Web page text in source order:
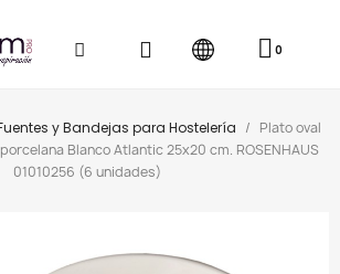
y Bandejas para Hostelería
Plato oval
Blanco Atlantic 25x20 cm. ROSENHAUS
01010256 (6 unidades)